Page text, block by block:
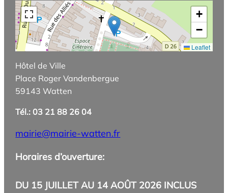
+
−
Leaflet
Hôtel de Ville
Place Roger Vandenbergue
59143 Watten
Tél.: 03 21 88 26 04
mairie@mairie-watten.fr
Horaires d’ouverture:
DU 15 JUILLET AU 14 AOÛT 2026 INCLUS